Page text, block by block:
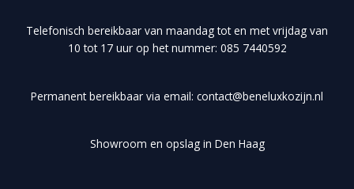
Telefonisch bereikbaar van maandag tot en met vrijdag van
10 tot 17 uur op het nummer: 085 7440592
Permanent bereikbaar via email: contact@beneluxkozijn.nl
Showroom en opslag in Den Haag